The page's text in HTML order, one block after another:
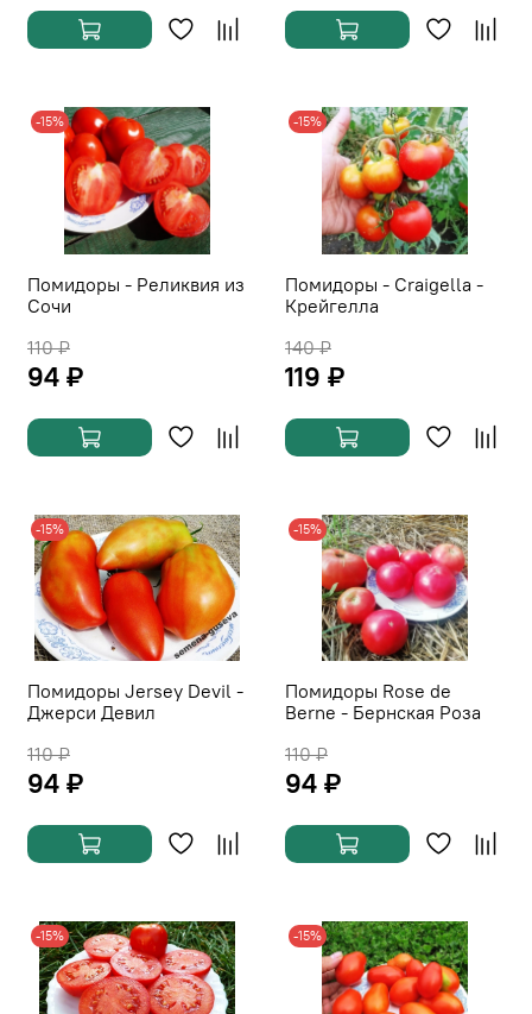
-15%
Помидоры - Реликвия из
Сочи
110 ₽
94 ₽
-15%
Помидоры - Сraigella -
Крейгелла
140 ₽
119 ₽
-15%
Помидоры Jersey Devil -
Джерси Девил
110 ₽
94 ₽
-15%
Помидоры Rose de
Berne - Бернская Роза
110 ₽
94 ₽
-15% -15%